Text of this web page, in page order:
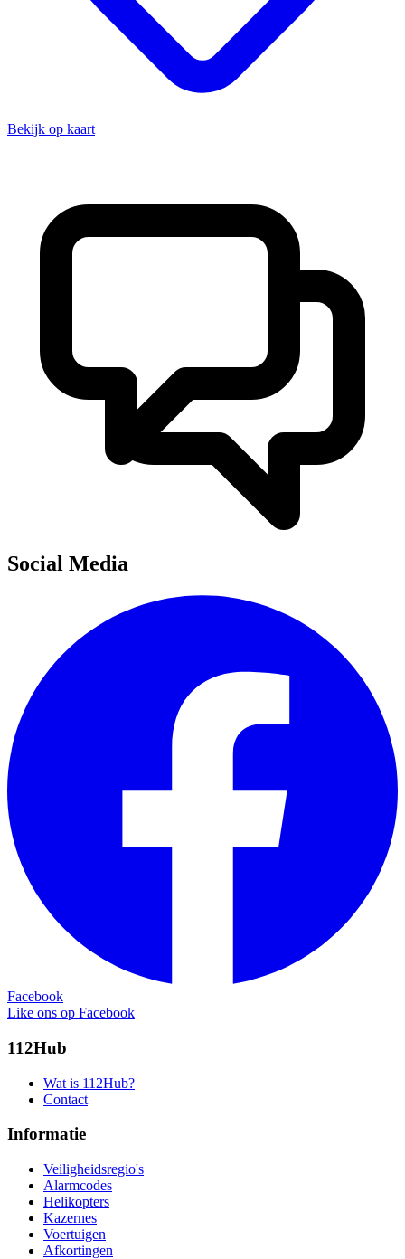
Bekijk op kaart
Social Media
Facebook
Like ons op Facebook
112Hub
Wat is 112Hub?
Contact
Informatie
Veiligheidsregio's
Alarmcodes
Helikopters
Kazernes
Voertuigen
Afkortingen